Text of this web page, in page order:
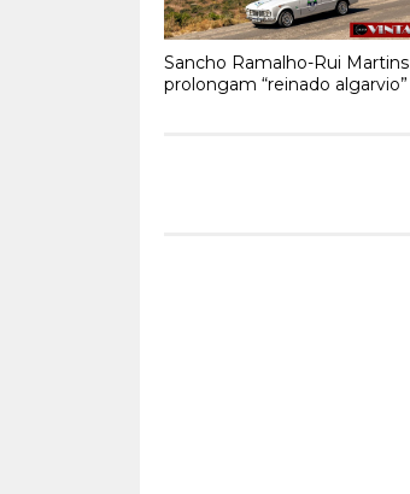
Sancho Ramalho-Rui Martins
prolongam “reinado algarvio”